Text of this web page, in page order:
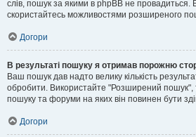
слів, пошук за якими в phpBB не провадиться.
скористайтесь можливостями розширеного
Догори
В результаті пошуку я отримав порожню
Ваш пошук дав надто велику кількість
обробити. Використайте "Розширений пошук",
пошуку та форуми на яких він повинен бути
Догори